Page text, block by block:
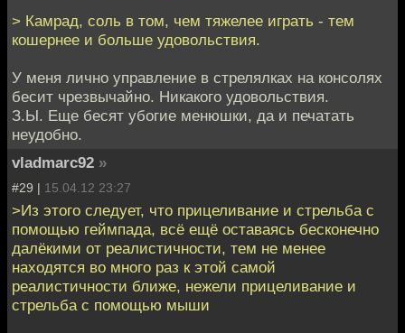
> Камрад, соль в том, чем тяжелее играть - тем
кошернее и больше удовольствия.
У меня лично управление в стрелялках на консолях
бесит чрезвычайно. Никакого удовольствия.
З.Ы. Еще бесят убогие менюшки, да и печатать
неудобно.
vladmarc92 »
#29 | 15.04.12 23:27
>Из этого следует, что прицеливание и стрельба с
помощью геймпада, всё ещё оставаясь бесконечно
далёкими от реалистичности, тем не менее
находятся во много раз к этой самой
реалистичности ближе, нежели прицеливание и
стрельба с помощью мыши